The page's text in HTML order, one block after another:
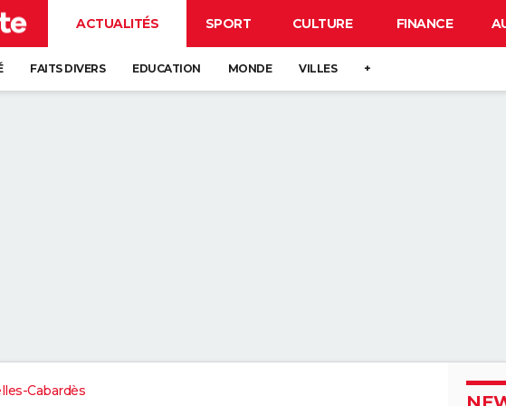
ACTUALITÉS SPORT CULTURE FINANCE
FAITS DIVERS EDUCATION MONDE VILLES +
Cabardès